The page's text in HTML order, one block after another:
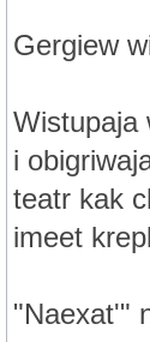
Gergiew
Wistupaja
i
teatr kak
imeet
"Naexat'"